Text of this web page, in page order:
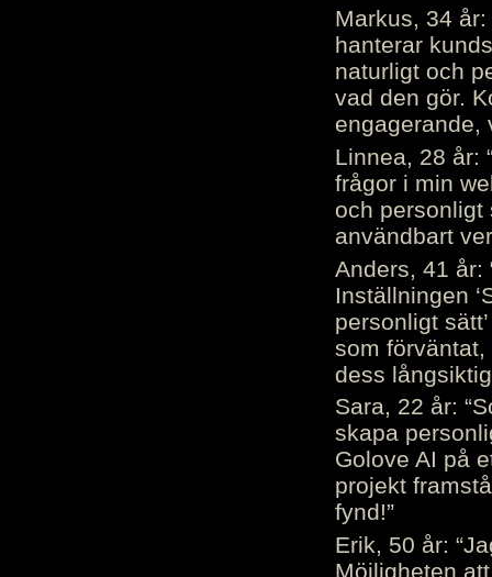
Markus, 34
hanterar
naturligt och
vad den gör.
engagerande,
Linnea, 28 år:
frågor i min
och personligt
användbart
Anders, 41 år:
Inställningen
personligt
som
dess
Sara, 22 år:
skapa
Golove AI på
projekt
fynd!”
Erik, 50 år:
Möjligheten